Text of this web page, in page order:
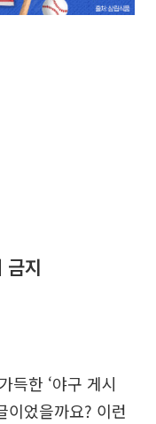
금지
득한 ‘야구 게시
이었을까요? 이런